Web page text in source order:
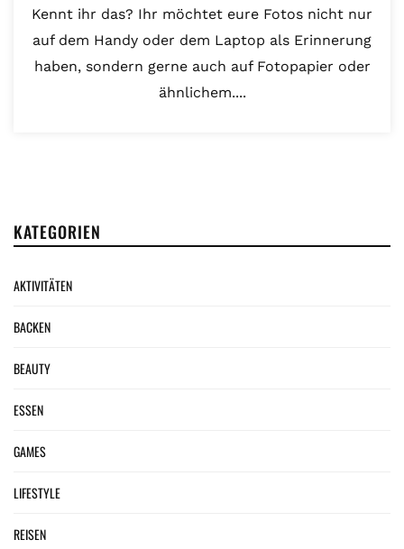
Kennt ihr das? Ihr möchtet eure Fotos nicht nur
auf dem Handy oder dem Laptop als Erinnerung
haben, sondern gerne auch auf Fotopapier oder
ähnlichem....
KATEGORIEN
AKTIVITÄTEN
BACKEN
BEAUTY
ESSEN
GAMES
LIFESTYLE
REISEN